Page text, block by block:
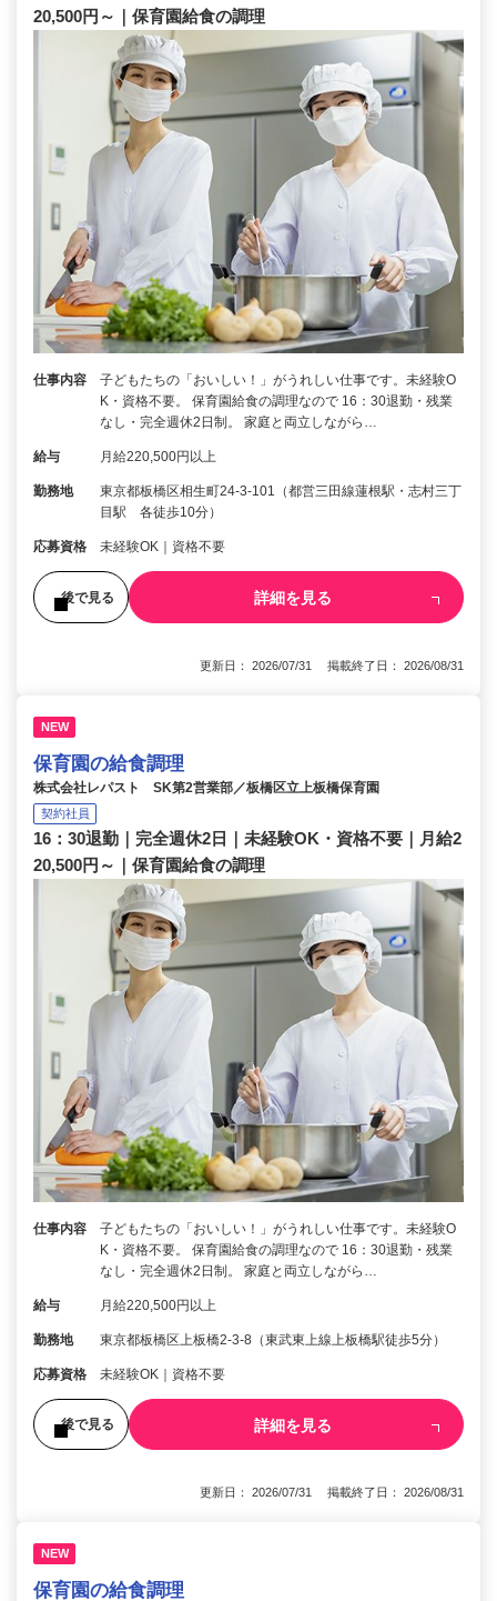
20,500円～｜保育園給食の調理
仕事内容
子どもたちの「おいしい！」がうれしい仕事です。未経験O
K・資格不要。 保育園給食の調理なので 16：30退勤・残業
なし・完全週休2日制。 家庭と両立しながら…
給与 月給220,500円以上
勤務地
東京都板橋区相生町24-3-101（都営三田線蓮根駅・志村三丁
目駅 各徒歩10分）
応募資格 未経験OK｜資格不要
後で見る 詳細を見る
更新日： 2026/07/31 掲載終了日： 2026/08/31
NEW
保育園の給食調理
株式会社レパスト SK第2営業部／板橋区立上板橋保育園
契約社員
16：30退勤｜完全週休2日｜未経験OK・資格不要｜月給2
20,500円～｜保育園給食の調理
仕事内容
子どもたちの「おいしい！」がうれしい仕事です。未経験O
K・資格不要。 保育園給食の調理なので 16：30退勤・残業
なし・完全週休2日制。 家庭と両立しながら…
給与 月給220,500円以上
勤務地 東京都板橋区上板橋2-3-8（東武東上線上板橋駅徒歩5分）
応募資格 未経験OK｜資格不要
後で見る 詳細を見る
更新日： 2026/07/31 掲載終了日： 2026/08/31
NEW
保育園の給食調理